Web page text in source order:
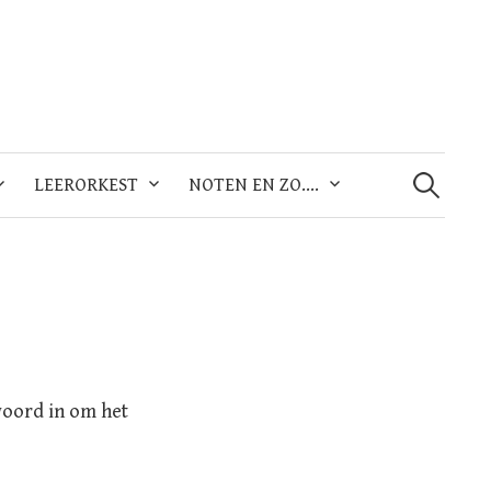
LEERORKEST NOTEN EN ZO….
naar:
in om het